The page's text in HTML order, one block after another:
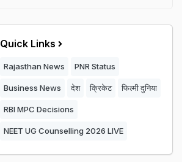
Quick Links
Rajasthan News PNR Status
Business News देश क्रिकेट फिल्मी दुनिया
RBI MPC Decisions
NEET UG Counselling 2026 LIVE